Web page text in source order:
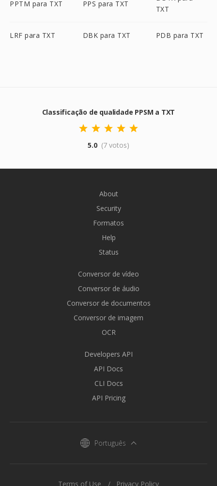
PPTM para TXT PPS para TXT
TXT
LRF para TXT DBK para TXT PDB para TXT
Classificação de qualidade PPSM a TXT
5.0 (7 votos)
About
Security
Formatos
Help
Status
Conversor de vídeo
Conversor de áudio
Conversor de documentos
Conversor de imagem
OCR
Developers API
API Docs
CLI Docs
API Pricing
Português
Terms of Use Privacy Policy